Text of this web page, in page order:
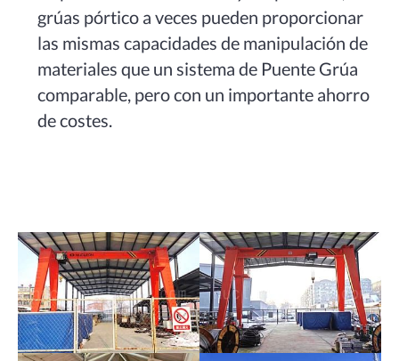
grúas pórtico a veces pueden proporcionar
las mismas capacidades de manipulación de
materiales que un sistema de Puente Grúa
comparable, pero con un importante ahorro
de costes.